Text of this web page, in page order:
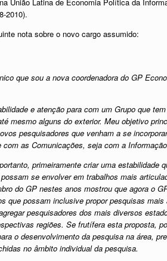
2010).
nota sobre o novo cargo assumido:
que sou a nova coordenadora do GP
e atenção para com um Grupo que
mesmo alguns do exterior. Meu objetivo
pesquisadores que venham a se
as Comunicações, seja com a
primeiramente criar uma estabilidade
se envolver em trabalhos mais
do GP nestes anos mostrou que agora o
que possam inclusive propor pesquisas
pesquisadores dos mais diversos
regiões. Se frutífera esta proposta,
o desenvolvimento da pesquisa na área,
no âmbito individual da pesquisa.